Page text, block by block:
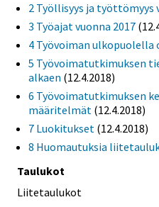
2 Työllisyys ja työttömyys
3 Työajat vuonna 2017
4 Työvoiman ulkopuolella
5 Työvoimatutkimuksen
alkaen (12.4.2018)
6 Työvoimatutkimuksen
määritelmät (12.4.2018)
7 Luokitukset (12.4.2018)
8 Huomautuksia
Taulukot
Liitetaulukot